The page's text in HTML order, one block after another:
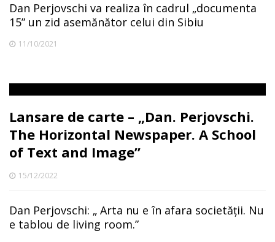
Dan Perjovschi va realiza în cadrul „documenta
15” un zid asemănător celui din Sibiu
11/10/2021
Lansare de carte – „Dan. Perjovschi.
The Horizontal Newspaper. A School
of Text and Image”
15/12/2022
Dan Perjovschi: „ Arta nu e în afara societății. Nu
e tablou de living room.”